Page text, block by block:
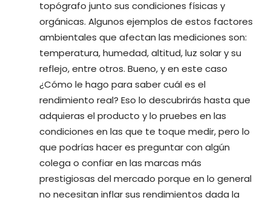
topógrafo junto sus condiciones físicas y
orgánicas. Algunos ejemplos de estos factores
ambientales que afectan las mediciones son:
temperatura, humedad, altitud, luz solar y su
reflejo, entre otros. Bueno, y en este caso
¿Cómo le hago para saber cuál es el
rendimiento real? Eso lo descubrirás hasta que
adquieras el producto y lo pruebes en las
condiciones en las que te toque medir, pero lo
que podrías hacer es preguntar con algún
colega o confiar en las marcas más
prestigiosas del mercado porque en lo general
no necesitan inflar sus rendimientos dada la